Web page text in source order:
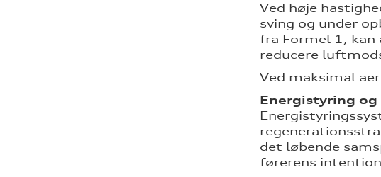
Ved høje
sving og under
fra Formel 1, kan
reducere
Ved maksimal
Energistyring og
det løbende
førerens